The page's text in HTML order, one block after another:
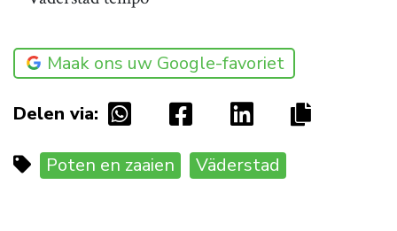
Maak ons uw Google-favoriet
Delen via:
Poten en zaaien Väderstad